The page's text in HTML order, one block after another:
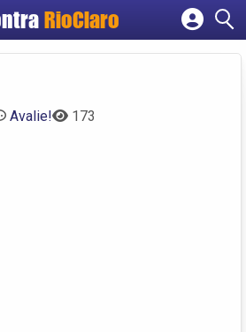
RioClaro
Cadastrar empresa
Avalie! 173